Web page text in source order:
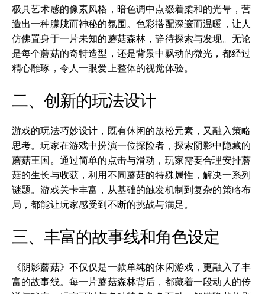
极具艺术感的像素风格，暗色调中点缀着柔和的光晕，营
造出一种朦胧而神秘的氛围。色彩搭配深邃而温暖，让人
仿佛置身于一片未知的蘑菇森林，静待探索与发现。无论
是每个蘑菇的奇特造型，还是背景中飘动的微光，都经过
精心雕琢，令人一眼爱上整体的视觉体验。
二、创新的玩法设计
游戏的玩法巧妙设计，既有休闲的放松元素，又融入策略
思考。玩家在游戏中扮演一位探险者，探索阴影中隐藏的
蘑菇王国。通过简单的点击与滑动，玩家需要合理安排蘑
菇的生长与收获，利用不同蘑菇的特殊属性，解决一系列
谜题。游戏关卡丰富，从基础的触发机制到复杂的策略布
局，都能让玩家感受到不断的挑战与满足。
三、丰富的故事线和角色设定
《阴影蘑菇》不仅仅是一款单纯的休闲游戏，更融入了丰
富的故事线。每一片蘑菇森林背后，都藏着一段动人的传